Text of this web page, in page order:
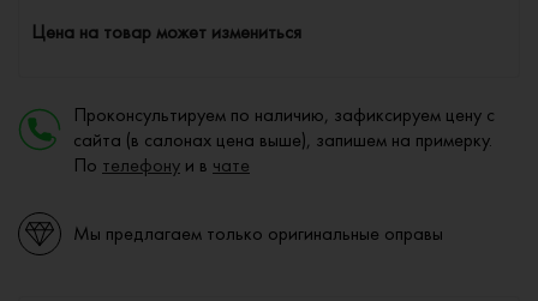
Цена на товар может измениться
Проконсультируем по наличию, зафиксируем цену с
сайта (в салонах цена выше), запишем на примерку.
По телефону и в чате
Мы предлагаем только оригинальные оправы